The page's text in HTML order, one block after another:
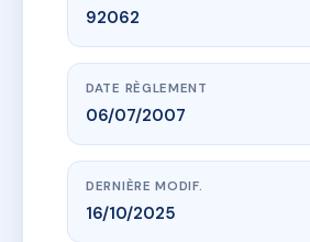
92062
DATE RÈGLEMENT
06/07/2007
DERNIÈRE MODIF.
16/10/2025